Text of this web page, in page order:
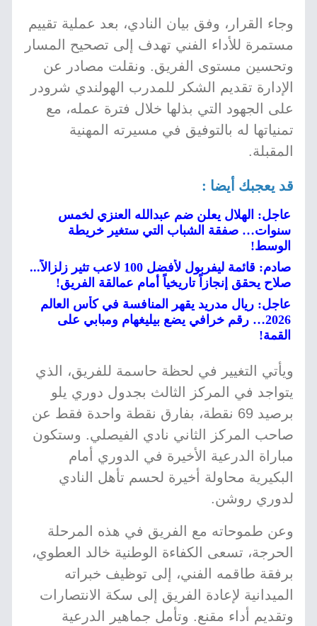
وجاء القرار، وفق بيان النادي، بعد عملية تقييم
مستمرة للأداء الفني تهدف إلى تصحيح المسار
وتحسين مستوى الفريق. ونقلت مصادر عن
الإدارة تقديم الشكر للمدرب الهولندي شرودر
على الجهود التي بذلها خلال فترة عمله، مع
تمنياتها له بالتوفيق في مسيرته المهنية
المقبلة.
قد يعجبك أيضا :
عاجل: الهلال يعلن ضم عبدالله العنزي لخمس
سنوات… صفقة الشباب التي ستغير خريطة
الوسط!
صادم: قائمة ليفربول لأفضل 100 لاعب تثير زلزالاً...
صلاح يحقق إنجازاً تاريخياً أمام عمالقة الفريق!
عاجل: ريال مدريد يقهر المنافسة في كأس العالم
2026… رقم خرافي يضع بيليغهام ومبابي على
القمة!
ويأتي التغيير في لحظة حاسمة للفريق، الذي
يتواجد في المركز الثالث بجدول دوري يلو
برصيد 69 نقطة، بفارق نقطة واحدة فقط عن
صاحب المركز الثاني نادي الفيصلي. وستكون
مباراة الدرعية الأخيرة في الدوري أمام
البكيرية محاولة أخيرة لحسم تأهل النادي
لدوري روشن.
وعن طموحاته مع الفريق في هذه المرحلة
الحرجة، تسعى الكفاءة الوطنية خالد العطوي،
برفقة طاقمه الفني، إلى توظيف خبراته
الميدانية لإعادة الفريق إلى سكة الانتصارات
وتقديم أداء مقنع. وتأمل جماهير الدرعية